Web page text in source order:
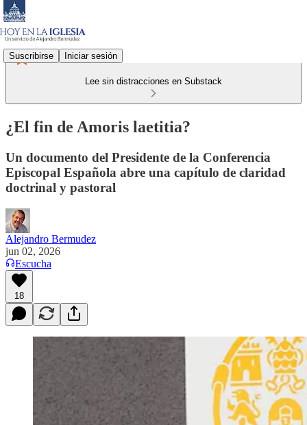
Suscribirse Iniciar sesión
Lee sin distracciones en Substack
¿El fin de Amoris laetitia?
Un documento del Presidente de la Conferencia
Episcopal Española abre una capítulo de claridad
doctrinal y pastoral
Alejandro Bermudez
jun 02, 2026
Escucha
18